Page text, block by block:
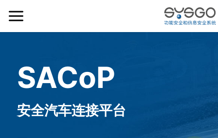
SACoP
安全汽车连接平台